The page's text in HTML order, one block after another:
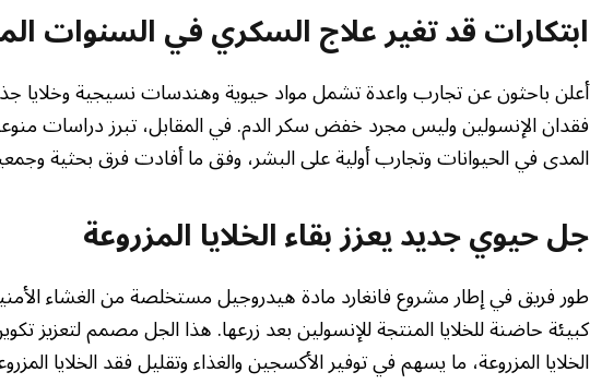
ابتكارات قد تغير علاج السكري في السنوات
أعلن باحثون عن تجارب واعدة تشمل مواد حيوية وهندسات نسيجية وخلايا
فقدان الإنسولين وليس مجرد خفض سكر الدم. في المقابل، تبرز دراسات
المدى في الحيوانات وتجارب أولية على البشر، وفق ما أفادت فرق بحثية
جل حيوي جديد يعزز بقاء الخلايا المزروعة
طور فريق في إطار مشروع فانغارد مادة هيدروجيل مستخلصة من الغشاء
كبيئة حاضنة للخلايا المنتجة للإنسولين بعد زرعها. هذا الجل مصمم لتعزيز
الخلايا المزروعة، ما يسهم في توفير الأكسجين والغذاء وتقليل فقد الخلايا